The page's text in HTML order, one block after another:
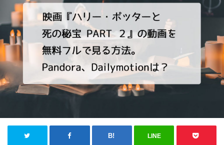
LINE